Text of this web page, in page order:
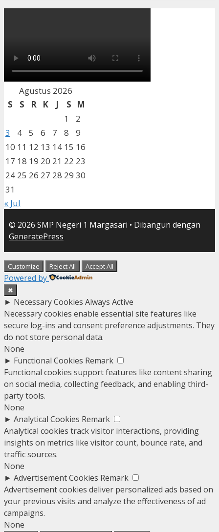
Agustus 2026
S
S R K J S
M
1
2
3
4 5 6 7 8
9
10 11 12 13 14 15 16
17 18 19 20 21 22 23
24 25 26 27 28 29 30
31
« Jul
© 2026 SMP Negeri 1 Margasari • Dibangun dengan
GeneratePress
Customize Reject All Accept All
Powered by
✖
► Necessary Cookies Always Active
Necessary cookies enable essential site features like
secure log-ins and consent preference adjustments. They
do not store personal data.
None
► Functional Cookies Remark
Functional cookies support features like content sharing
on social media, collecting feedback, and enabling third-
party tools.
None
► Analytical Cookies Remark
Analytical cookies track visitor interactions, providing
insights on metrics like visitor count, bounce rate, and
traffic sources.
None
► Advertisement Cookies Remark
Advertisement cookies deliver personalized ads based on
your previous visits and analyze the effectiveness of ad
campaigns.
None